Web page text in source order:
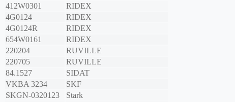
412W0301
RIDEX
4G0124
RIDEX
4G0124R
RIDEX
654W0161
RIDEX
220204
RUVILLE
220705
RUVILLE
84.1527
SIDAT
VKBA 3234
SKF
SKGN-0320123
Stark